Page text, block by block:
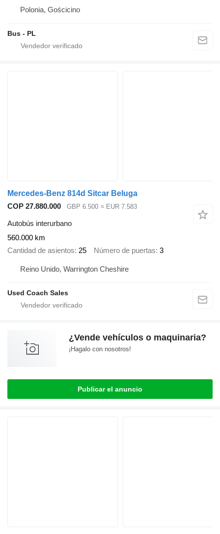
Polonia, Gościcino
Bus - PL
Mercedes-Benz 814d Sitcar Beluga
COP 27.880.000
GBP 6.500 ≈ EUR 7.583
Autobús interurbano
560.000 km
Cantidad de asientos 25 Número de puertas 3
Reino Unido, Warrington Cheshire
Used Coach Sales
¿Vende vehículos o maquinaria?
¡Hagalo con nosotros!
Publicar el anuncio